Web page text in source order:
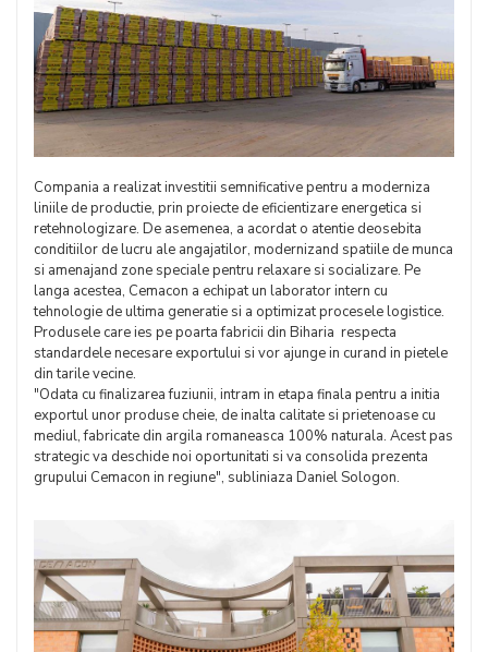
Compania a realizat investitii semnificative pentru a moderniza
liniile de productie, prin proiecte de eficientizare energetica si
retehnologizare. De asemenea, a acordat o atentie deosebita
conditiilor de lucru ale angajatilor, modernizand spatiile de munca
si amenajand zone speciale pentru relaxare si socializare. Pe
langa acestea, Cemacon a echipat un laborator intern cu
tehnologie de ultima generatie si a optimizat procesele logistice.
Produsele care ies pe poarta fabricii din Biharia respecta
standardele necesare exportului si vor ajunge in curand in pietele
din tarile vecine.
"Odata cu finalizarea fuziunii, intram in etapa finala pentru a initia
exportul unor produse cheie, de inalta calitate si prietenoase cu
mediul, fabricate din argila romaneasca 100% naturala. Acest pas
strategic va deschide noi oportunitati si va consolida prezenta
grupului Cemacon in regiune", subliniaza Daniel Sologon.